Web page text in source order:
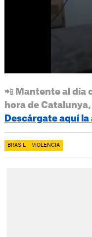
📲 Mantente al día
hora de
Descárgate aquí
BRASIL VIOLENCIA